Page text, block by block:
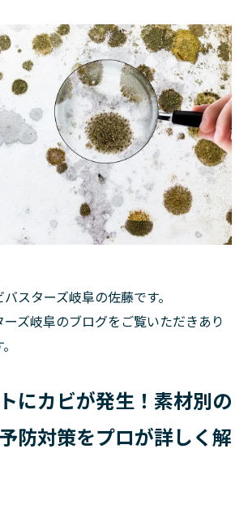
スターズ岐阜の佐藤です。
ズ岐阜のブログをご覧いただきあり
にカビが発生！素材別の
防対策をプロが詳しく解